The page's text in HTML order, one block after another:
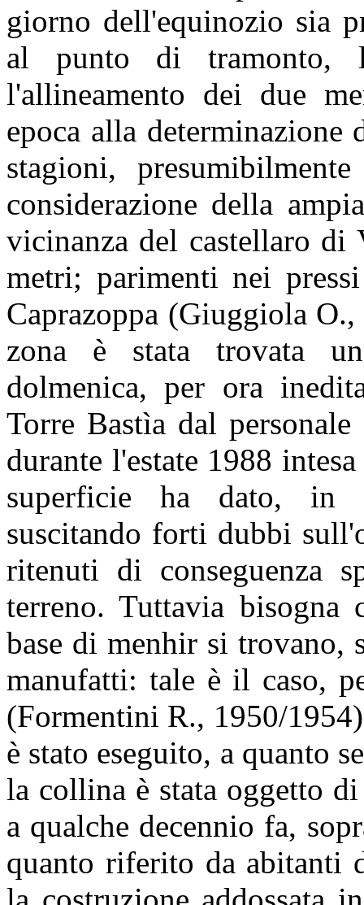
giorno dell'equinozio sia
al punto di tramonto,
l'allineamento dei due
epoca alla
stagioni,
considerazione della
vicinanza del castellaro di
metri; parimenti nei
Caprazoppa (Giuggiola O.,
zona è stata trovata
dolmenica, per ora
Torre Bastìa dal
durante l'estate 1988
superficie ha dato, in
suscitando forti dubbi
ritenuti di conseguenza
terreno. Tuttavia bisogna
base di menhir si trovano,
manufatti: tale è il caso,
(Formentini R., 1950/
è stato eseguito, a quanto
la collina è stata oggetto
a qualche decennio fa,
quanto riferito da abitanti